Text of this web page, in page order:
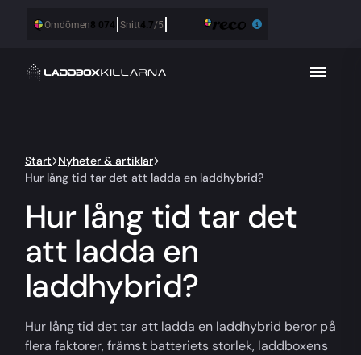
Start Nyheter & artiklar
Hur lång tid tar det att ladda en laddhybrid?
Hur lång tid tar det
att ladda en
laddhybrid?
Hur lång tid det tar att ladda en laddhybrid beror på
flera faktorer, främst batteriets storlek, laddboxens